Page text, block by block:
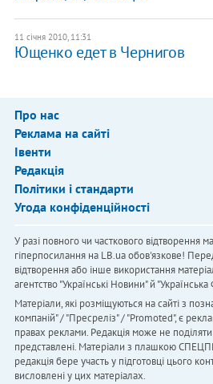
11 січня 2010, 11:31
Ющенко едет в Чернигов
Про нас
Реклама на сайті
Івенти
Редакція
Політики і стандарти
Угода конфіденційності
У разі повного чи часткового відтворення
гіперпосилання на LB.ua обов'язкове!
відтворення або інше використання
агентство "Українськi Новини" й
Матеріали, які розміщуються на сайті з
компаній" / "Пресреліз" / "Promoted", є
правах реклами. Редакція може не поділяти
представлені. Матеріали з плашкою
редакція бере участь у підготовці цього
висловлені у цих матеріалах.